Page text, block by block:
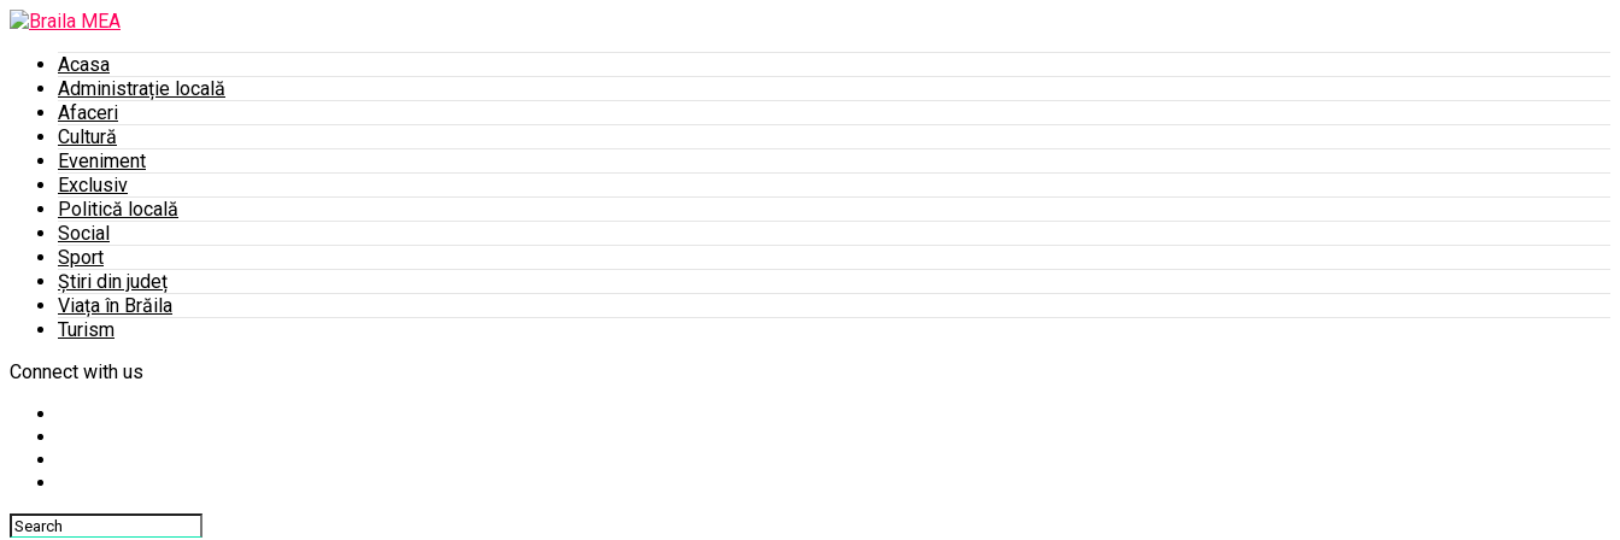
Acasa
Administrație locală
Afaceri
Cultură
Eveniment
Exclusiv
Politică locală
Social
Sport
Știri din județ
Viața în Brăila
Turism
Connect with us